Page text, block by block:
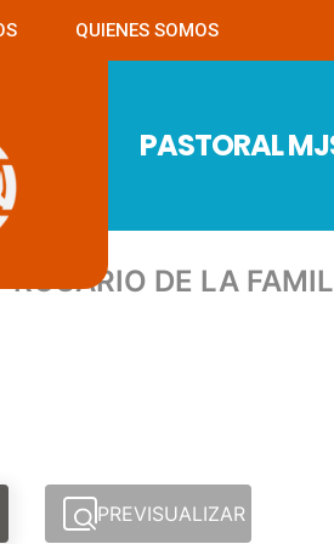
QUIENES SOMOS
PASTORAL
ROSARIO DE LA
PREVISUALIZAR